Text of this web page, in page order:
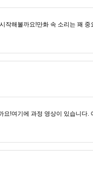
작해볼까요!만화 속 소리는 꽤
!여기에 과정 영상이 있습니다.